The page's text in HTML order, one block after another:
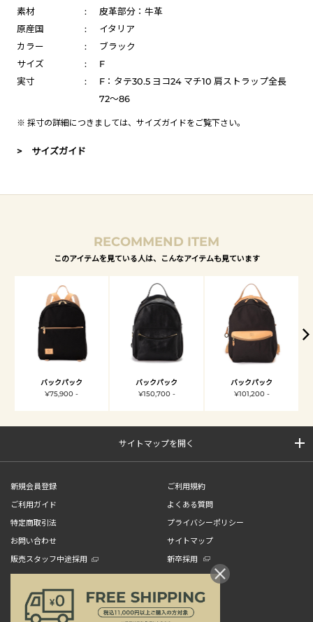
素材
:
皮革部分：牛革
原産国
:
イタリア
カラー
:
ブラック
サイズ
:
F
実寸
:
F：タテ30.5 ヨコ24 マチ10 肩ストラップ全長
72～86
※ 採寸の詳細につきましては、 サイズガイドをご覧下さい。
> サイズガイド
RECOMMEND ITEM
このアイテムを見ている人は、こんなアイテムも見ています
バックパック
¥75,900 -
バックパック
¥150,700 -
バックパック
¥101,200 -
サイトマップを開く
新規会員登録
ご利用規約
ご利用ガイド
よくある質問
特定商取引法
プライバシーポリシー
お問い合わせ
サイトマップ
販売スタッフ中途採用
新卒採用